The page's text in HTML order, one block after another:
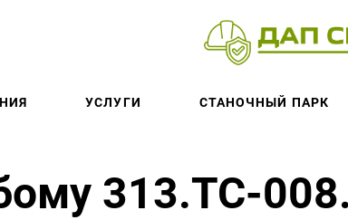
УСЛУГИ СТАНОЧНЫЙ ПАРК
313.ТС-